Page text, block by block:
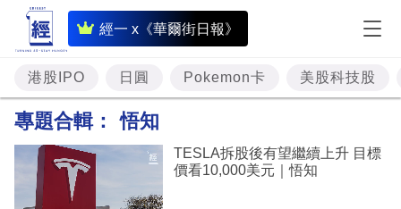
經一 x《華爾街日報》
即
時
財
經
題
投
港股IPO 日圓 Pokemon卡 美股科技股
專題合輯： 悟知
TESLA拆股後有望繼續上升 目標
價看10,000美元｜悟知